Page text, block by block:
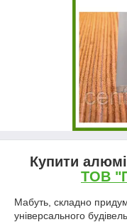
Купити
ТОВ
Мабуть, складно
універсального